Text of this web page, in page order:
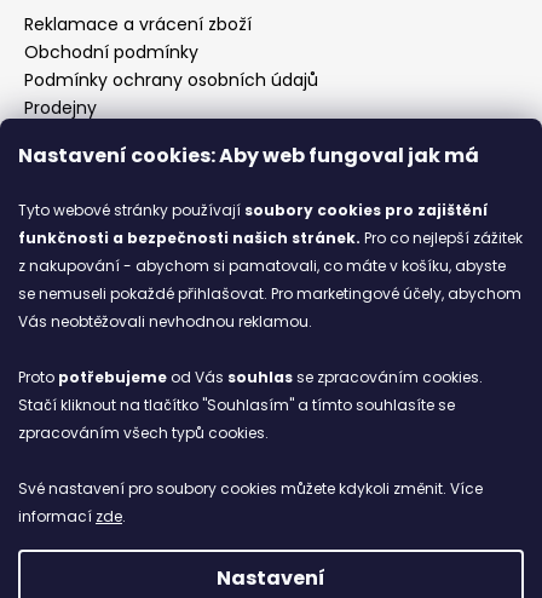
Nastavení cookies: Aby web fungoval jak má
Tyto webové stránky používají soubory cookies pro zajištění
funkčnosti a bezpečnosti našich stránek. Pro co nejlepší zážitek
z nakupování - abychom si pamatovali, co máte v košíku, abyste
se nemuseli pokaždé přihlašovat. Pro marketingové účely, abychom
Vás neobtěžovali nevhodnou reklamou.
Proto potřebujemeod Vás souhlasse zpracováním cookies.
Stačí kliknout na tlačítko "Souhlasím" a tímto souhlasíte se
zpracováním všech typů cookies.
Své nastavení pro soubory cookies můžete kdykoli změnit. Více
informací zde.
Nastavení
Reklamace a vrácení zboží
Obchodní podmínky
Podmínky ochrany osobních údajů
Prodejny
Značky
Blog
Ze starých bot staronové
ARCHIV
Facebook